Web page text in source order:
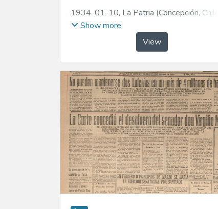
1934-01-10, La Patria (Concepción, Chile :
1923)
Show more
View